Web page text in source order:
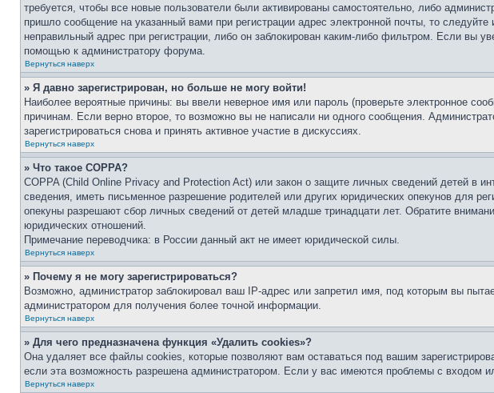
требуется, чтобы все новые пользователи были активированы самостоятельно, либо
пришло сообщение на указанный вами при регистрации адрес электронной почты, то
неправильный адрес при регистрации, либо он заблокирован каким-либо фильтром. Если вы
помощью к администратору форума.
Вернуться наверх
» Я давно зарегистрирован, но больше не могу войти!
Наиболее вероятные причины: вы ввели неверное имя или пароль (проверьте электронное
причинам. Если верно второе, то возможно вы не написали ни одного сообщения.
зарегистрироваться снова и принять активное участие в дискуссиях.
Вернуться наверх
» Что такое COPPA?
COPPA (Child Online Privacy and Protection Act) или закон о защите личных сведений детей в
сведения, иметь письменное разрешение родителей или других юридических опекунов для
опекуны разрешают сбор личных сведений от детей младше тринадцати лет. Обратите
юридических отношений.
Примечание переводчика: в России данный акт не имеет юридической силы.
Вернуться наверх
» Почему я не могу зарегистрироваться?
Возможно, администратор заблокировал ваш IP-адрес или запретил имя, под которым вы
администратором для получения более точной информации.
Вернуться наверх
» Для чего предназначена функция «Удалить cookies»?
Она удаляет все файлы cookies, которые позволяют вам оставаться под вашим
если эта возможность разрешена администратором. Если у вас имеются проблемы с
Вернуться наверх